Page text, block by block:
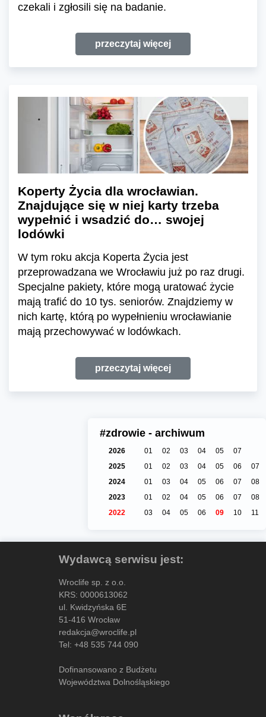
czekali i zgłosili się na badanie.
przeczytaj więcej
Koperty Życia dla wrocławian.
Znajdujące się w niej karty trzeba
wypełnić i wsadzić do… swojej
lodówki
W tym roku akcja Koperta Życia jest
przeprowadzana we Wrocławiu już po raz drugi.
Specjalne pakiety, które mogą uratować życie
mają trafić do 10 tys. seniorów. Znajdziemy w
nich kartę, którą po wypełnieniu wrocławianie
mają przechowywać w lodówkach.
przeczytaj więcej
#zdrowie - archiwum
2026 01 02 03 04 05
07
2025
01 02 03 04 05 06
07
2024
01 03 04 05 06 07
08
2023
01 02 04 05 06 07
08
2022
03 04 05 06 09 10 11
Wydawcą serwisu jest:
Wroclife sp. z o.o.
KRS: 0000613062
ul. Kwidzyńska 6E
51-416 Wrocław
redakcja@wroclife.pl
Tel: +48 535 744 090
Dofinansowano z Budżetu
Województwa Dolnośląskiego